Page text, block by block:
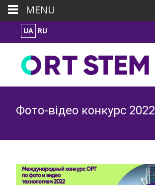
UA RU
Фото-відео конкурс 2022
MENU